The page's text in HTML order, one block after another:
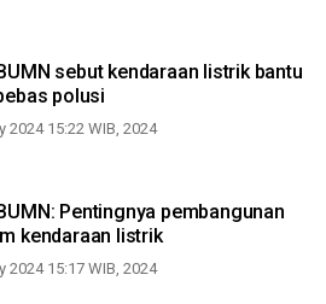
sebut kendaraan listrik bantu
polusi
2024 15:22 WIB, 2024
Pentingnya pembangunan
kendaraan listrik
2024 15:17 WIB, 2024